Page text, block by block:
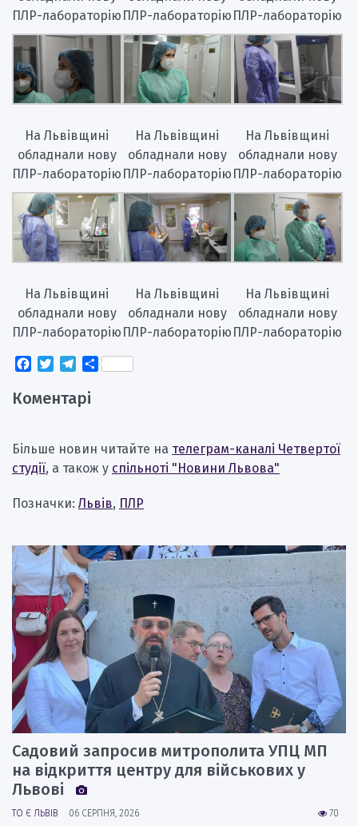
ПЛР-лабораторію ПЛР-лабораторію ПЛР-лабораторію
На Львівщині
обладнали нову
ПЛР-лабораторію
На Львівщині
обладнали нову
ПЛР-лабораторію
На Львівщині
обладнали нову
ПЛР-лабораторію
На Львівщині
обладнали нову
ПЛР-лабораторію
На Львівщині
обладнали нову
ПЛР-лабораторію
На Львівщині
обладнали нову
ПЛР-лабораторію
Facebook
TwitterTelegram
Поділитися
Коментарі
Більше новин читайте на телеграм-каналі Четвертої
студії, а також у спільноті "Новини Львова"
Позначки: Львів, ПЛР
Садовий запросив митрополита УПЦ МП
на відкриття центру для військових у
Львові
70
ТО Є ЛЬВІВ 06 СЕРПНЯ, 2026